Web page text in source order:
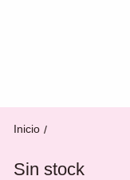
Inicio /
Sin stock